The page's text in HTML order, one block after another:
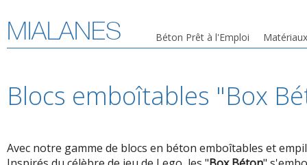
MIALANES Béton Prêt à l'Emploi
Blocs emboîtables "Box
Avec notre gamme de blocs en béton emboîtables et